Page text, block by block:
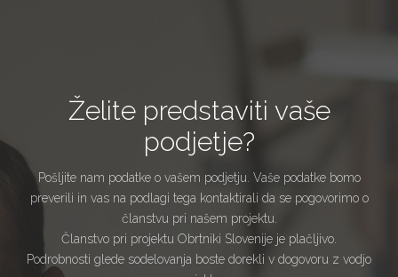
Želite predstaviti vaše
podjetje?
Pošljite nam podatke o vašem podjetju. Vaše podatke bomo
preverili in vas na podlagi tega kontaktirali da se pogovorimo o
članstvu pri našem projektu.
Članstvo pri projektu Obrtniki Slovenije je plačljivo.
Podrobnosti glede sodelovanja boste dorekli v dogovoru z vodjo